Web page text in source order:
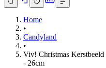
Home
•
Candyland
•
Viv! Christmas
- 26cm